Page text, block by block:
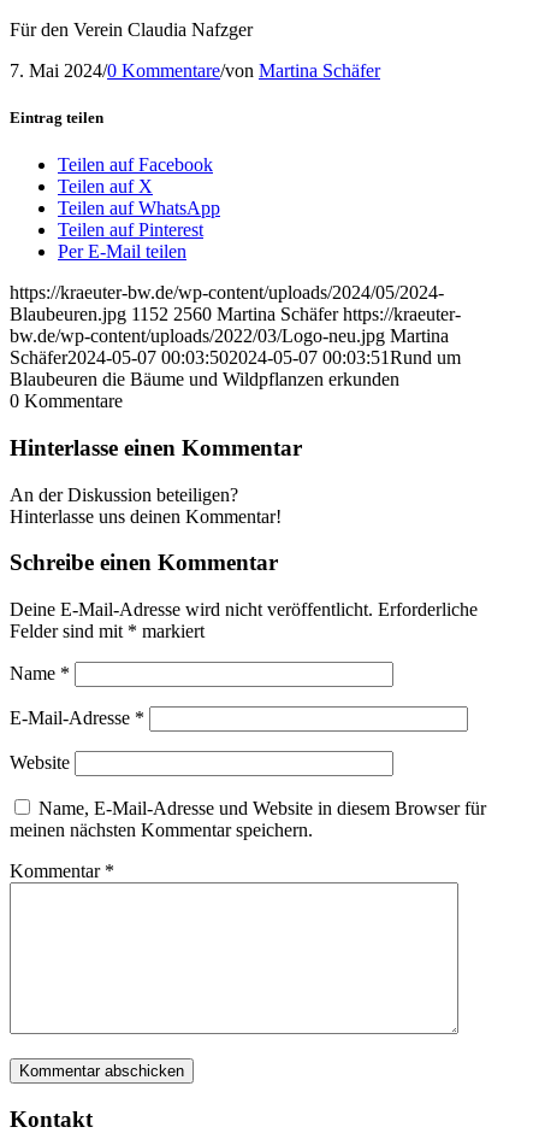
Für den Verein Claudia Nafzger
7. Mai 2024/0 Kommentare/von Martina Schäfer
Eintrag teilen
Teilen auf Facebook
Teilen auf X
Teilen auf WhatsApp
Teilen auf Pinterest
Per E-Mail teilen
https://kraeuter-bw.de/wp-content/uploads/2024/05/2024-
Blaubeuren.jpg 1152 2560 Martina Schäfer https://kraeuter-
bw.de/wp-content/uploads/2022/03/Logo-neu.jpg Martina
Schäfer2024-05-07 00:03:502024-05-07 00:03:51Rund um
Blaubeuren die Bäume und Wildpflanzen erkunden
0 Kommentare
Hinterlasse einen Kommentar
An der Diskussion beteiligen?
Hinterlasse uns deinen Kommentar!
Schreibe einen Kommentar
Deine E-Mail-Adresse wird nicht veröffentlicht. Erforderliche
Felder sind mit * markiert
Name *
E-Mail-Adresse *
Website
Name, E-Mail-Adresse und Website in diesem Browser für
meinen nächsten Kommentar speichern.
Kommentar *
Kontakt